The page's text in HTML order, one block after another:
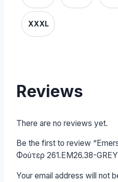
XXXL
Reviews
There are no reviews yet.
Be the first to review
Φούτερ 261.EM26.38-
Your email address will not